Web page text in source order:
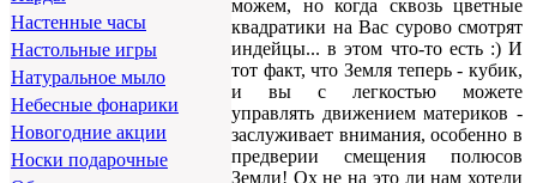
Настенные часы
Настольные игры
Натуральное мыло
Небесные фонарики
Новогодние акции
Носки подарочные
можем, но когда сквозь цветные
квадратики на Вас сурово смотрят
индейцы... в этом что-то есть :) И
тот факт, что Земля теперь - кубик,
и вы с легкостью можете
управлять движением материков -
заслуживает внимания, особенно в
предверии смещения полюсов
Земли! Ох не на это ли нам хотели